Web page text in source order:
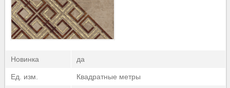
40-50
50-60
60-70
80-90
Новинка да
Ед. изм. Квадратные метры